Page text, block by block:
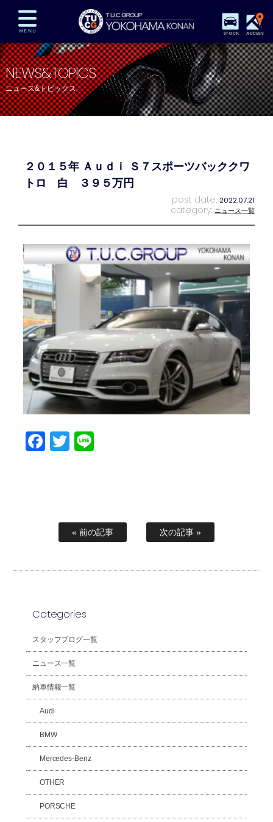
STOCK ACCESS
在庫車両情報 保証&サービス パーツリスト
TUCとは？ 店舗情報 アクセスマップ
全国納車 特別作業 注文販売
プライバシーポリシー スタッフblog
NEWS&TOPICS
ニュース&トピックス
２０１５年 Ａｕｄｉ Ｓ７スポーツバッククワ
トロ 白 ３９５万円
post date: 2022.07.21
category: ニュース一覧
Facebook
Twitter
« 前の記事 次の記事 »
Categories
スタッフブログ一覧
ニュース一覧
納車情報一覧
Audi
BMW
Mercedes-Benz
OTHER
PORSCHE